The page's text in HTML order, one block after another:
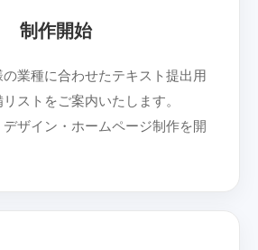
制作開始
業種に合わせたテキスト提出用
ストをご案内いたします。
ザイン・ホームページ制作を開